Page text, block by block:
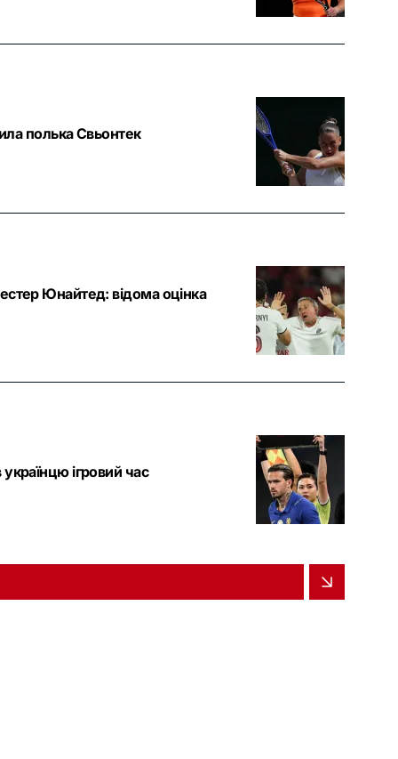
полька Свьонтек
Юнайтед: відома оцінка
ігровий час